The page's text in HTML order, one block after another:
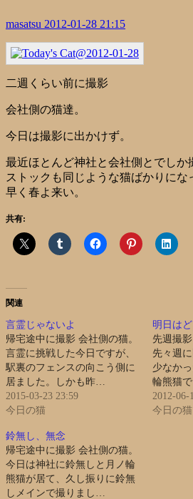
masatsu 2012-01-28 21:15
二週くらい前に撮影
会社側の猫達。
今日は撮影に出かけず。
最近ほとんど神社と会社側とでしか
ストックも同じような猫ばかりにな
早く春よ来い。
共有:
関連
言霊じゃないよ
帰宅途中に撮影 会社側の猫。
言霊に挑戦した今日ですが、
駅裏のフェンスの向こう側に
居ました。しかも昨…
2015-03-23 23:59
今日の猫
明日は
先週撮
先々週
少なか
輪熊猫
2012-06-
今日の猫
鈴無し、無念
帰宅途中に撮影 会社側の猫。
今日は神社に鈴無しと月ノ輪
熊猫が居て、久し振りに鈴無
しメインで撮りまし…